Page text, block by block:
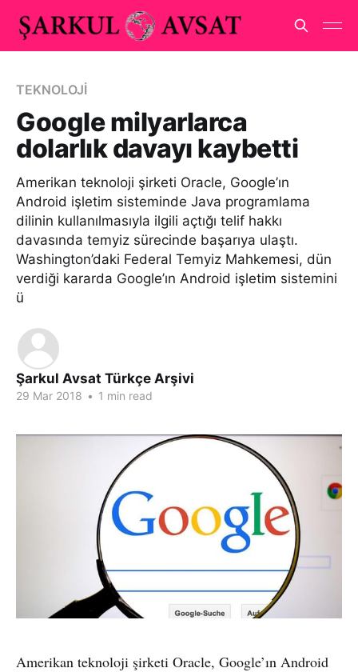
TEKNOLOJİ
Google milyarlarca
dolarlık davayı kaybetti
Amerikan teknoloji şirketi Oracle, Google’ın
Android işletim sisteminde Java programlama
dilinin kullanılmasıyla ilgili açtığı telif hakkı
davasında temyiz sürecinde başarıya ulaştı.
Washington’daki Federal Temyiz Mahkemesi, dün
verdiği kararda Google’ın Android işletim sistemini
ü
Şarkul Avsat Türkçe Arşivi
29 Mar 2018 • 1 min read
Amerikan teknoloji şirketi Oracle, Google’ın Android